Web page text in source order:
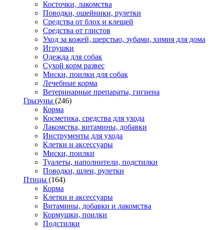
Косточки, лакомства
Поводки, ошейники, рулетки
Средства от блох и клещей
Средства от глистов
Уход за кожей, шерстью, зубами, химия для дома
Игрушки
Одежда для собак
Сухой корм развес
Миски, поилки для собак
Лечебные корма
Ветеринарные препараты, гигиена
Грызуны (246)
Корма
Косметика, средства для ухода
Лакомства, витамины, добавки
Инструменты для ухода
Клетки и аксессуары
Миски, поилки
Туалеты, наполнители, подстилки
Поводки, шлеи, рулетки
Птицы (164)
Корма
Клетки и аксессуары
Витамины, добавки и лакомства
Кормушки, поилки
Подстилки